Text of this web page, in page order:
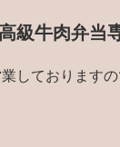
級牛肉弁当
しておりますの